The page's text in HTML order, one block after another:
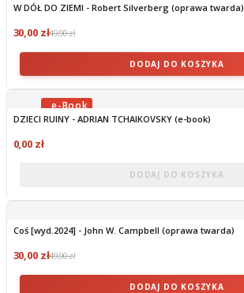
W DÓŁ DO ZIEMI - Robert Silverberg (oprawa twarda)
30,00 zł49,90 zł
DODAJ DO KOSZYKA
OBECNIE BRAK NA STANIE
DZIECI RUINY - ADRIAN TCHAIKOVSKY (e-book)
0,00 zł
DODAJ DO KOSZYKA
Coś [wyd.2024] - John W. Campbell (oprawa twarda)
30,00 zł49,90 zł
DODAJ DO KOSZYKA